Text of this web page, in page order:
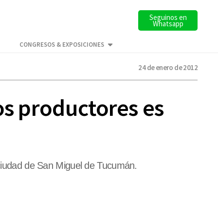
Seguinos en
Whatsapp
CONGRESOS & EXPOSICIONES
24 de enero de 2012
productores es
de San Miguel de Tucumán.